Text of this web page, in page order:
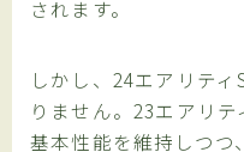
されます。
しかし、24エアリテ
りません。23エアリ
基本性能を維持しつつ